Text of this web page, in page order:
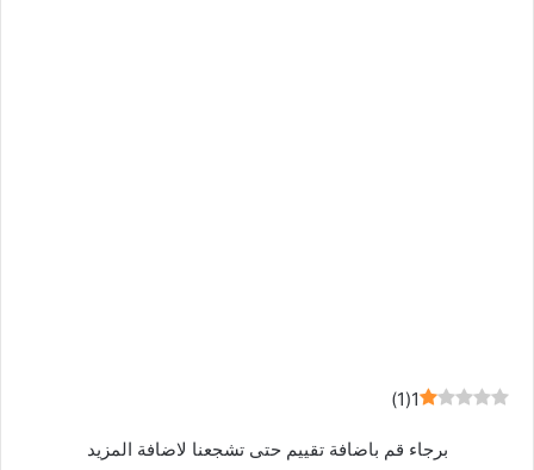
1
(
1
)
برجاء قم باضافة تقييم حتى تشجعنا لاضافة المزيد